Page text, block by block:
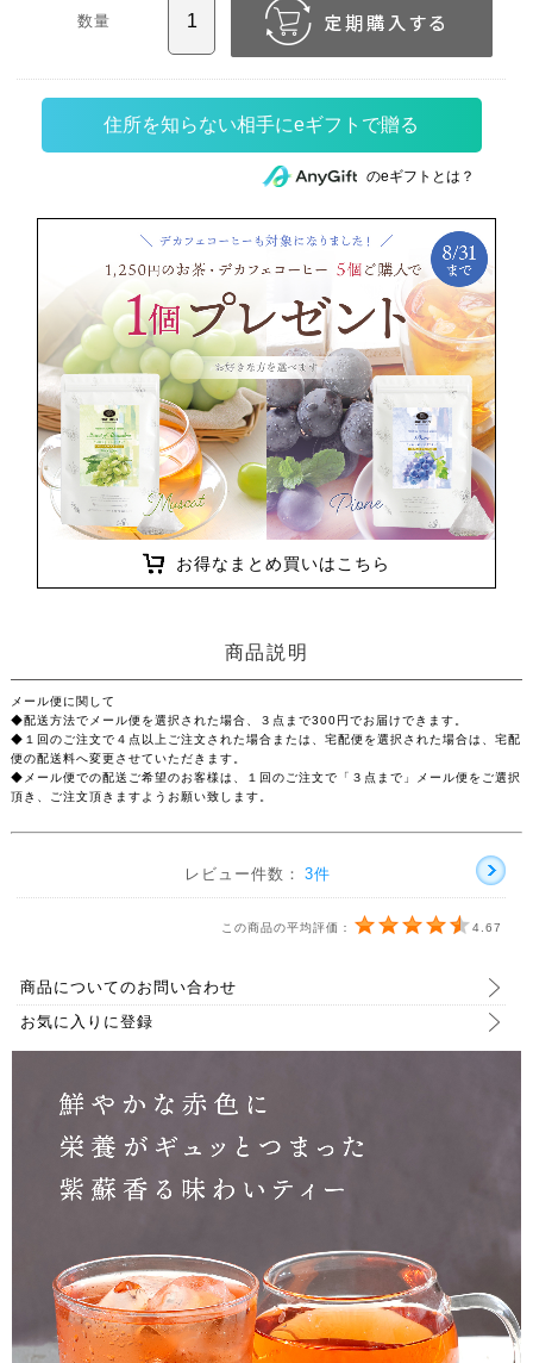
数量
住所を知らない相手にeギフトで贈る
のeギフトとは？
お得なまとめ買いはこちら
商品説明
メール便に関して
◆配送方法でメール便を選択された場合、３点まで300円でお届けできます。
◆１回のご注文で４点以上ご注文された場合または、宅配便を選択された場合は、宅配
便の配送料へ変更させていただきます。
◆メール便での配送ご希望のお客様は、１回のご注文で「３点まで」メール便をご選択
頂き、ご注文頂きますようお願い致します。
レビュー件数： 3件
この商品の平均評価： 4.67
商品についてのお問い合わせ
お気に入りに登録